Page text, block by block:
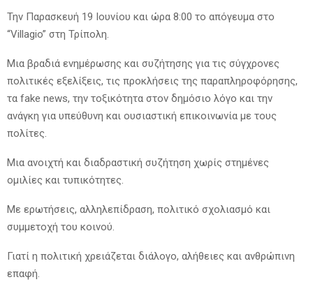
Την Παρασκευή 19 Ιουνίου και ώρα 8:00 το απόγευμα στο
“Villagio” στη Τρίπολη.
Μια βραδιά ενημέρωσης και συζήτησης για τις σύγχρονες
πολιτικές εξελίξεις, τις προκλήσεις της παραπληροφόρησης,
τα fake news, την τοξικότητα στον δημόσιο λόγο και την
ανάγκη για υπεύθυνη και ουσιαστική επικοινωνία με τους
πολίτες.
Μια ανοιχτή και διαδραστική συζήτηση χωρίς στημένες
ομιλίες και τυπικότητες.
Με ερωτήσεις, αλληλεπίδραση, πολιτικό σχολιασμό και
συμμετοχή του κοινού.
Γιατί η πολιτική χρειάζεται διάλογο, αλήθειες και ανθρώπινη
επαφή.